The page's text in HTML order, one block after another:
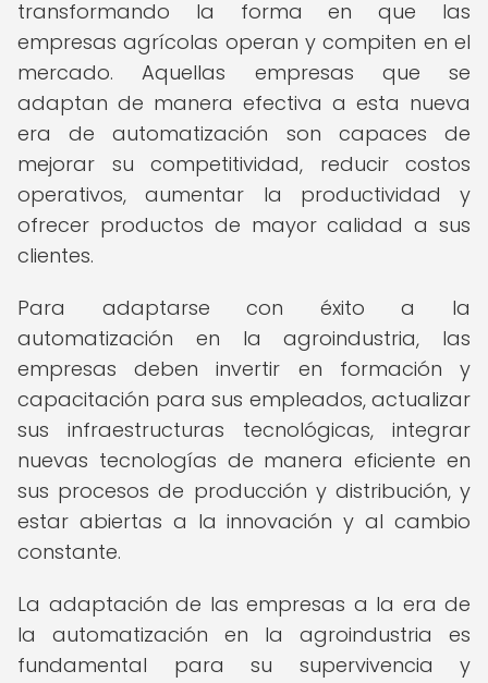
transformando la forma en que las
empresas agrícolas operan y compiten en el
mercado. Aquellas empresas que se
adaptan de manera efectiva a esta nueva
era de automatización son capaces de
mejorar su competitividad, reducir costos
operativos, aumentar la productividad y
ofrecer productos de mayor calidad a sus
clientes.
Para adaptarse con éxito a la
automatización en la agroindustria, las
empresas deben invertir en formación y
capacitación para sus empleados, actualizar
sus infraestructuras tecnológicas, integrar
nuevas tecnologías de manera eficiente en
sus procesos de producción y distribución, y
estar abiertas a la innovación y al cambio
constante.
La adaptación de las empresas a la era de
la automatización en la agroindustria es
fundamental para su supervivencia y